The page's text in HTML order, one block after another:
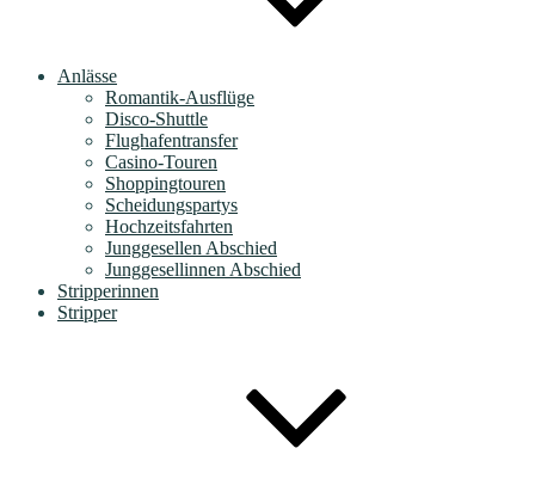
Anlässe
Romantik-Ausflüge
Disco-Shuttle
Flughafentransfer
Casino-Touren
Shoppingtouren
Scheidungspartys
Hochzeitsfahrten
Junggesellen Abschied
Junggesellinnen Abschied
Stripperinnen
Stripper